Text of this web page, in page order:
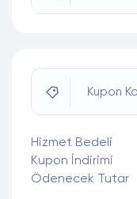
Kupon
Hizmet Bedeli
Kupon İndirimi
Ödenecek Tutar